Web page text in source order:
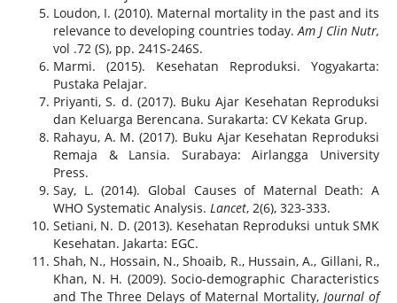
Loudon, I. (2010). Maternal mortality in the past and its
relevance to developing countries today.Am J Clin Nutr,
vol .72 (S), pp. 241S-246S.
Marmi. (2015). Kesehatan Reproduksi. Yogyakarta:
Pustaka Pelajar.
Priyanti, S. d. (2017). Buku Ajar Kesehatan Reproduksi
dan Keluarga Berencana. Surakarta: CV Kekata Grup.
Rahayu, A. M. (2017). Buku Ajar Kesehatan Reproduksi
Remaja & Lansia. Surabaya: Airlangga University
Press.
Say, L. (2014). Global Causes of Maternal Death: A
WHO Systematic Analysis. Lancet, 2(6), 323-333.
Setiani, N. D. (2013). Kesehatan Reproduksi untuk SMK
Kesehatan. Jakarta: EGC.
Shah, N., Hossain, N., Shoaib, R., Hussain, A., Gillani, R.,
Khan, N. H. (2009). Socio-demographic Characteristics
and The Three Delays of Maternal Mortality,Journal of